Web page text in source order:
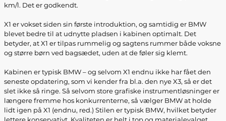
km/l. Det er godkendt.
X1 er vokset siden sin første introduktion, og samtidig er BMW
blevet bedre til at udnytte pladsen i kabinen optimalt. Det
betyder, at X1 er tilpas rummelig og sagtens rummer både voksne
og større børn ved bagsædet, uden at de føler sig klemt.
Kabinen er typisk BMW – og selvom X1 endnu ikke har fået den
seneste opdatering, som vi kender fra bl.a. den nye X3, så er det
slet ikke så ringe. Så selvom store grafiske instrumentløsninger er
længere fremme hos konkurrenterne, så vælger BMW at holde
lidt igen på X1 (endnu, red.) Stilen er typisk BMW, hvilket betyder